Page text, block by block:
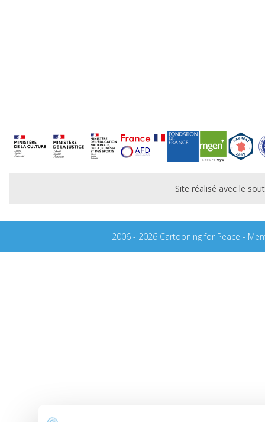
Site réalisé avec le
2006 - 2026 Cartooning for Peace -